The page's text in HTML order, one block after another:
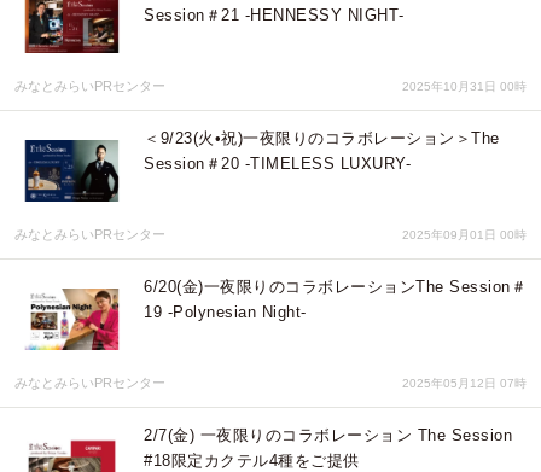
Session＃21 -HENNESSY NIGHT‐
みなとみらいPRセンター 2025年10月31日 00時
＜9/23(火•祝)一夜限りのコラボレーション＞The
Session＃20 -TIMELESS LUXURY-
みなとみらいPRセンター 2025年09月01日 00時
6/20(金)一夜限りのコラボレーションThe Session＃
19 -Polynesian Night-
みなとみらいPRセンター 2025年05月12日 07時
2/7(金) 一夜限りのコラボレーション The Session
#18限定カクテル4種をご提供